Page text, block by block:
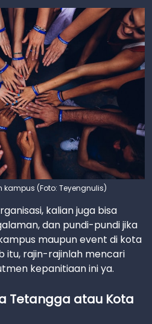
(Foto: Teyengnulis)
kalian juga bisa
dan pundi-pundi jika
maupun event di kota
itu, rajin-rajinlah mencari
kepanitiaan ini ya.
Tetangga atau Kota